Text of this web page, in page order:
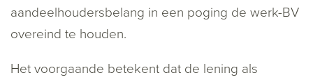
aandeelhoudersbelang in een poging de werk-BV
overeind te houden.
Het voorgaande betekent dat de lening als